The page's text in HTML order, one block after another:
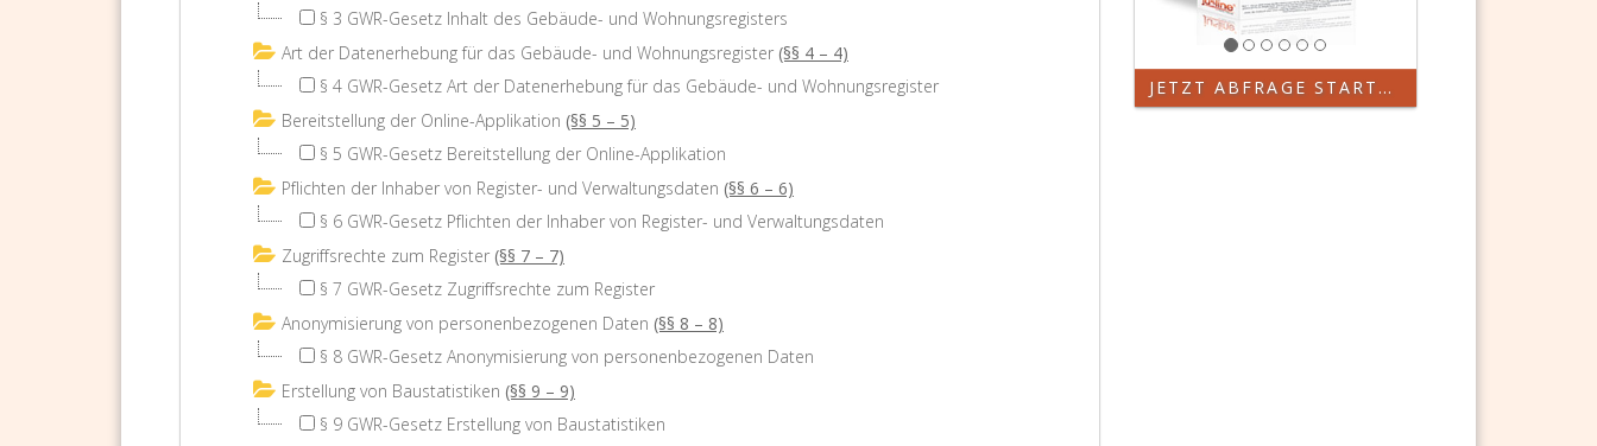
§ 3 GWR-Gesetz Inhalt des Gebäude- und Wohnungsregisters
Art der Datenerhebung für das Gebäude- und Wohnungsregister (§§ 4 – 4)
§ 4 GWR-Gesetz Art der Datenerhebung für das Gebäude- und Wohnungsregister
Bereitstellung der Online-Applikation (§§ 5 – 5)
§ 5 GWR-Gesetz Bereitstellung der Online-Applikation
Pflichten der Inhaber von Register- und Verwaltungsdaten (§§ 6 – 6)
§ 6 GWR-Gesetz Pflichten der Inhaber von Register- und Verwaltungsdaten
Zugriffsrechte zum Register (§§ 7 – 7)
§ 7 GWR-Gesetz Zugriffsrechte zum Register
Anonymisierung von personenbezogenen Daten (§§ 8 – 8)
§ 8 GWR-Gesetz Anonymisierung von personenbezogenen Daten
Erstellung von Baustatistiken (§§ 9 – 9)
§ 9 GWR-Gesetz Erstellung von Baustatistiken
JETZT ABFRAGE STARTEN